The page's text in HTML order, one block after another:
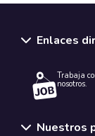
Enlaces
Trabaja
nosotros.
Nuestros